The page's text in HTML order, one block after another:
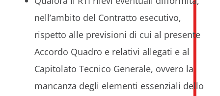
nell’ambito del Contratto esecutivo,
rispetto alle previsioni di cui al presente
Accordo Quadro e relativi allegati e al
Capitolato Tecnico Generale, ovvero la
mancanza degli elementi essenziali dello